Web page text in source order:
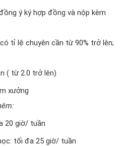
ý ký hợp đồng và nộp kèm
tỉ lệ chuyên cần từ 90% trở lên;
( từ 2.0 trở lên)
xưởng
20 giờ/ tuần
tối đa 25 giờ/ tuần